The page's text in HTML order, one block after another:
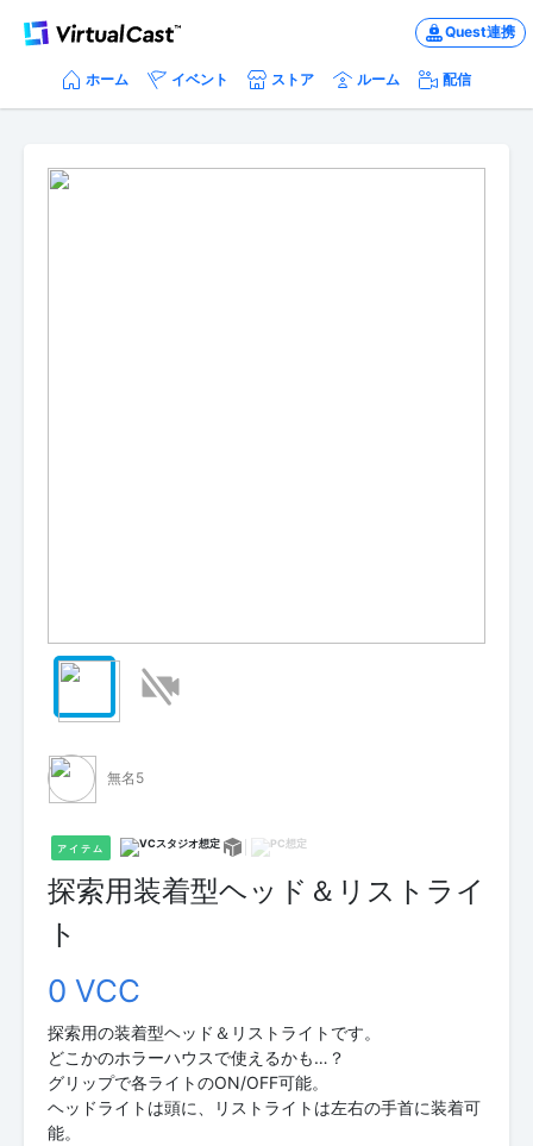
Quest連携
ホーム イベント ストア ルーム 配信
無名5
アイテム
探索用装着型ヘッド＆リストライ
ト
0 VCC
探索用の装着型ヘッド＆リストライトです。
どこかのホラーハウスで使えるかも…？
グリップで各ライトのON/OFF可能。
ヘッドライトは頭に、リストライトは左右の手首に装着可
能。